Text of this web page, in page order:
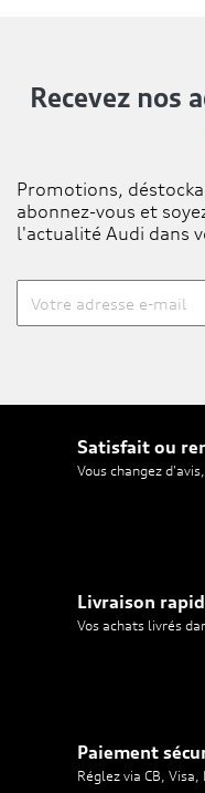
Recevez nos
Promotions,
abonnez-vous et
l'actualité Audi dans
Satisfait ou
Vous changez
Livraison
Vos achats livrés
Paiement
Réglez via CB,